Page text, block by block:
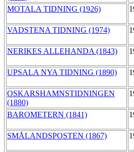
MOTALA TIDNING (1926)
VADSTENA TIDNING (1974)
NERIKES ALLEHANDA (1843)
UPSALA NYA TIDNING (1890)
OSKARSHAMNSTIDNINGEN
(1880)
BAROMETERN (1841)
SMÅLANDSPOSTEN (1867)